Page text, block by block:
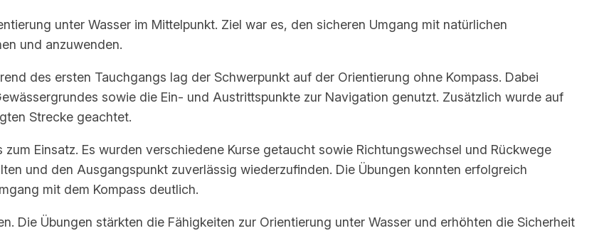
unter Wasser im Mittelpunkt. Ziel war es, den sicheren Umgang mit natürlichen
und anzuwenden.
des ersten Tauchgangs lag der Schwerpunkt auf der Orientierung ohne Kompass. Dabei
sowie die Ein- und Austrittspunkte zur Navigation genutzt. Zusätzlich wurde auf
Strecke geachtet.
Einsatz. Es wurden verschiedene Kurse getaucht sowie Richtungswechsel und Rückwege
und den Ausgangspunkt zuverlässig wiederzufinden. Die Übungen konnten erfolgreich
mit dem Kompass deutlich.
Die Übungen stärkten die Fähigkeiten zur Orientierung unter Wasser und erhöhten die Sicherheit